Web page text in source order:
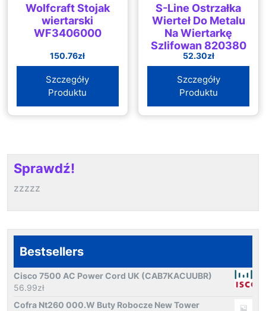
Wolfcraft Stojak
wiertarski
WF3406000
150.76zł
Szczegóły
Produktu
S-Line Ostrzałka
Wierteł Do Metalu
Na Wiertarkę
Szlifowan 820380
52.30zł
Szczegóły
Produktu
Sprawdź!
zzzzz
Bestsellers
Cisco 7500 AC Power Cord UK (CAB7KACUUBR)
56.99zł
Cofra Nt260 000.W Buty Robocze New Tower